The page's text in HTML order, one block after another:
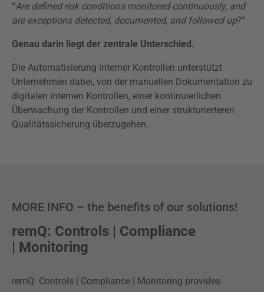
“Are defined risk conditions monitored continuously, and
are exceptions detected, documented, and followed up?”
Genau darin liegt der zentrale Unterschied.
Die Automatisierung interner Kontrollen unterstützt
Unternehmen dabei, von der manuellen Dokumentation zu
digitalen internen Kontrollen, einer kontinuierlichen
Überwachung der Kontrollen und einer strukturierteren
Qualitätssicherung überzugehen.
MORE INFO – the benefits of our solutions!
remQ: Controls | Compliance
| Monitoring
remQ: Controls | Compliance | Monitoring provides